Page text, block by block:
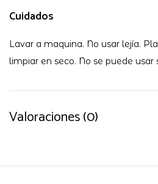
Cuidados
Lavar a maquina. No usar lejía.
limpiar en seco. No se puede usar
Valoraciones (0)